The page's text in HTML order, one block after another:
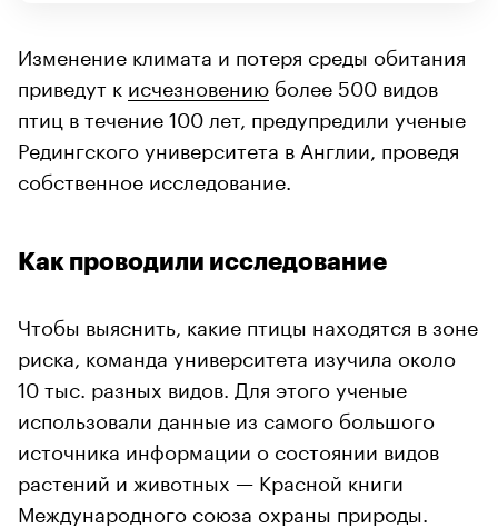
Изменение климата и потеря среды обитания
приведут к исчезновению более 500 видов
птиц в течение 100 лет, предупредили ученые
Редингского университета в Англии, проведя
собственное исследование.
Как проводили исследование
Чтобы выяснить, какие птицы находятся в зоне
риска, команда университета изучила около
10 тыс. разных видов. Для этого ученые
использовали данные из самого большого
источника информации о состоянии видов
растений и животных — Красной книги
Международного союза охраны природы.